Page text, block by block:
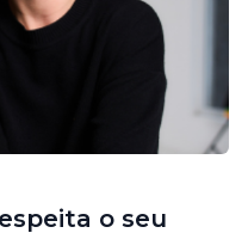
o seu